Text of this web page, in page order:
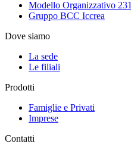
Modello Organizzativo 231
Gruppo BCC Iccrea
Dove siamo
La sede
Le filiali
Prodotti
Famiglie e Privati
Imprese
Contatti